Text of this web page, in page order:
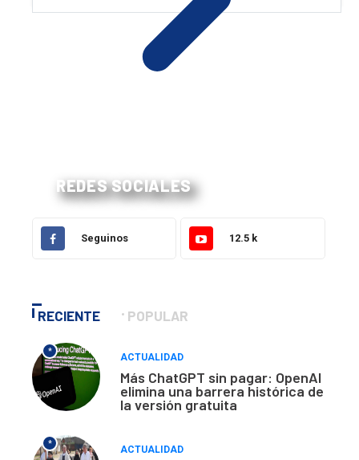
REDES SOCIALES
Seguinos 12.5 k
RECIENTE POPULAR
*
ACTUALIDAD
Más ChatGPT sin pagar: OpenAI
elimina una barrera histórica de
la versión gratuita
*
ACTUALIDAD